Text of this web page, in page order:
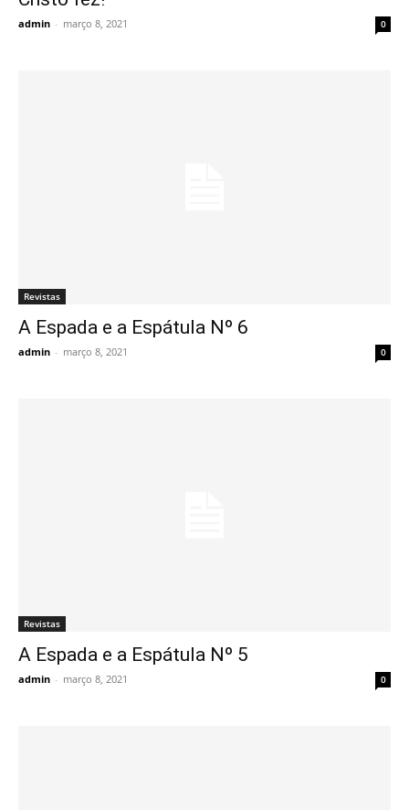
admin - março 8, 2021 0
Revistas
A Espada e a Espátula Nº 6
admin - março 8, 2021 0
Revistas
A Espada e a Espátula Nº 5
admin - março 8, 2021 0